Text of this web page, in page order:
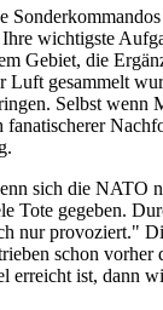
wichtigste
Gebiet, die
Luft gesammelt
Selbst wenn
sich die NATO
Tote gegeben.
nur provoziert."
schon
erreicht ist, dann